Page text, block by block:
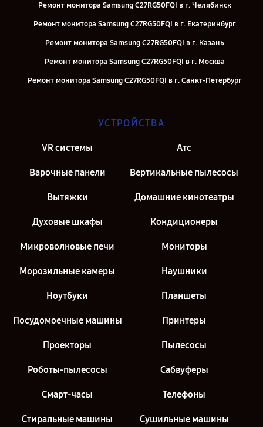
Ремонт монитора Samsung C27RG50FQI в г. Челябинск
Ремонт монитора Samsung C27RG50FQI в г. Екатеринбург
Ремонт монитора Samsung C27RG50FQI в г. Казань
Ремонт монитора Samsung C27RG50FQI в г. Москва
Ремонт монитора Samsung C27RG50FQI в г. Санкт-Петербург
УСТРОЙСТВА
VR системы Атс
Варочные панели Вертикальные пылесосы
Вытяжки Домашние кинотеатры
Духовые шкафы Кондиционеры
Микроволновые печи Мониторы
Морозильные камеры Наушники
Ноутбуки Планшеты
Посудомоечные машины Принтеры
Проекторы Пылесосы
Роботы-пылесосы Сабвуферы
Смарт-часы Телефоны
Стиральные машины Сушильные машины